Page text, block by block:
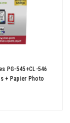
PG-545+CL-546
+ Papier Photo